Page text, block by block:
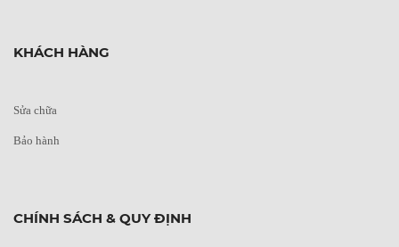
KHÁCH HÀNG
Sửa chữa
Bảo hành
CHÍNH SÁCH & QUY ĐỊNH